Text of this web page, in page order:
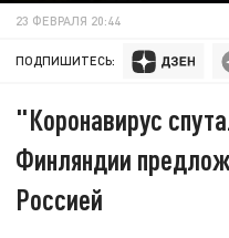
23 ФЕВРАЛЯ 20:44
ПОДПИШИТЕСЬ:
"Коронавирус
Финляндии
Россией